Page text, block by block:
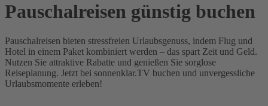
Pauschalreisen günstig buchen
Pauschalreisen bieten stressfreien Urlaubsgenuss, indem Flug und
Hotel in einem Paket kombiniert werden – das spart Zeit und Geld.
Nutzen Sie attraktive Rabatte und genießen Sie sorglose
Reiseplanung. Jetzt bei sonnenklar.TV buchen und unvergessliche
Urlaubsmomente erleben!